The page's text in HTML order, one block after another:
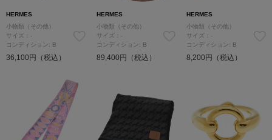
HERMES
小物類（その他）
サイズ：-
コンディション: B
36,100円（税込）
HERMES
小物類（その他）
サイズ：-
コンディション: B
89,400円（税込）
HERMES
小物類（その他）
サイズ：-
コンディション: B
8,200円（税込）